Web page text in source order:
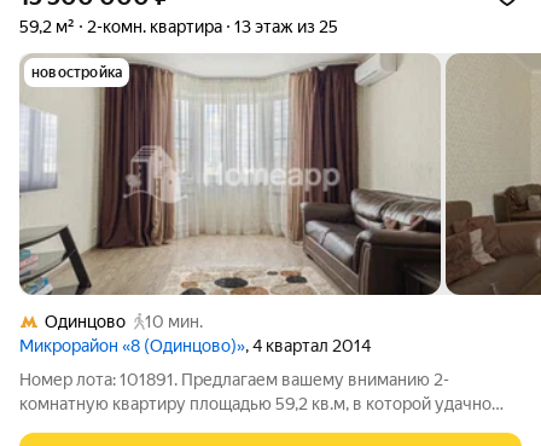
59,2 м² 2-комн. квартира 13 этаж из 25
новостройка
Одинцово
10 мин.
Микрорайон «8 (Одинцово)», 4 квартал 2014
Номер лота: 101891. Предлагаем вашему вниманию 2-
комнатную квартиру площадью 59,2 кв.м, в которой удачно